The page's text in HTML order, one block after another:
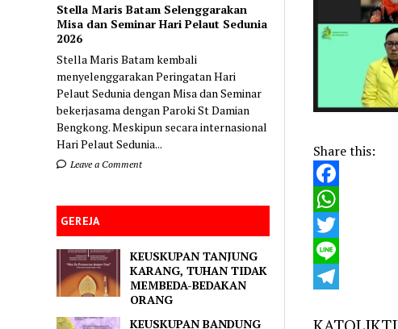
Stella Maris Batam Selenggarakan
Misa dan Seminar Hari Pelaut Sedunia
2026
Stella Maris Batam kembali
menyelenggarakan Peringatan Hari
Pelaut Sedunia dengan Misa dan Seminar
bekerjasama dengan Paroki St Damian
Bengkong. Meskipun secara internasional
Hari Pelaut Sedunia...
Leave a Comment
GEREJA
KEUSKUPAN TANJUNG
KARANG, TUHAN TIDAK
MEMBEDA-BEDAKAN
ORANG
KEUSKUPAN BANDUNG
Share this:
Facebook
WhatsApp
Twitter
Line